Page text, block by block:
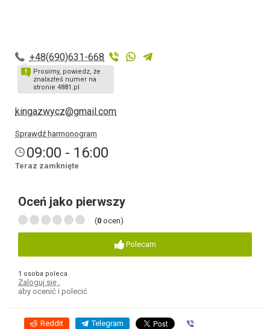
+48(690)631-668
Prosimy, powiedz, że
znalazłeś numer na
stronie 4881.pl
kingazwycz@gmail.com
Sprawdź harmonogram
09:00 - 16:00
Teraz zamknięte
Oceń jako pierwszy
(0 ocen)
Polecam
1 osoba poleca
Zaloguj się ,
aby ocenić i polecić
Reddit Telegram